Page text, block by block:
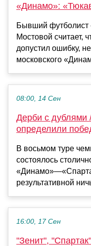
«Динамо»:
Бывший футболист
Мостовой считает,
допустил ошибку,
московского
08:00, 14 Сен
Дерби с дублями
определили
В восьмом туре
состоялось
результативной
16:00, 17 Сен
"Зенит",